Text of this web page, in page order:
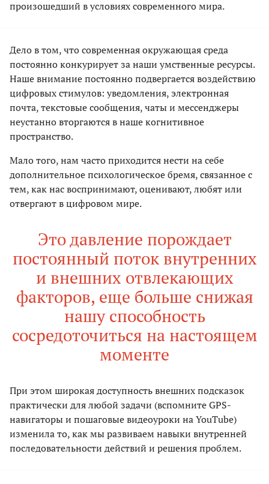
произошедший в условиях современного мира.
Дело в том, что современная окружающая среда
постоянно конкурирует за наши умственные ресурсы.
Наше внимание постоянно подвергается воздействию
цифровых стимулов: уведомления, электронная
почта, текстовые сообщения, чаты и мессенджеры
неустанно вторгаются в наше когнитивное
пространство.
Мало того, нам часто приходится нести на себе
дополнительное психологическое бремя, связанное с
тем, как нас воспринимают, оценивают, любят или
отвергают в цифровом мире.
Это давление порождает
постоянный поток внутренних
и внешних отвлекающих
факторов, еще больше снижая
нашу способность
сосредоточиться на настоящем
моменте
При этом широкая доступность внешних подсказок
практически для любой задачи (вспомните GPS-
навигаторы и пошаговые видеоуроки на YouTube)
изменила то, как мы развиваем навыки внутренней
последовательности действий и решения проблем.